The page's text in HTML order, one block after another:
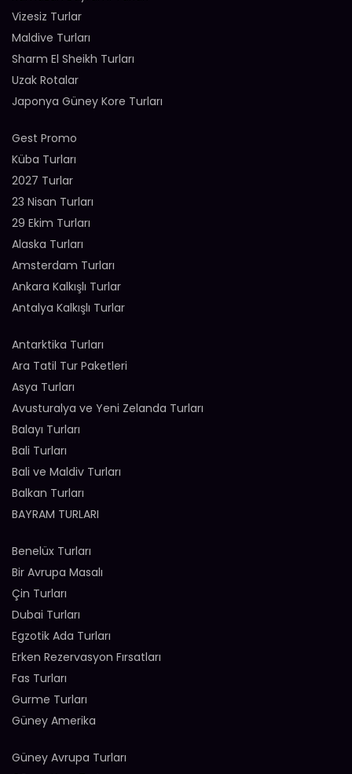
Vizesiz Turlar
Maldive Turları
Sharm El Sheikh Turları
Uzak Rotalar
Japonya Güney Kore Turları
Gest Promo
Küba Turları
2027 Turlar
23 Nisan Turları
29 Ekim Turları
Alaska Turları
Amsterdam Turları
Ankara Kalkışlı Turlar
Antalya Kalkışlı Turlar
Antarktika Turları
Ara Tatil Tur Paketleri
Asya Turları
Avusturalya ve Yeni Zelanda Turları
Balayı Turları
Bali Turları
Bali ve Maldiv Turları
Balkan Turları
BAYRAM TURLARI
Benelüx Turları
Bir Avrupa Masalı
Çin Turları
Dubai Turları
Egzotik Ada Turları
Erken Rezervasyon Fırsatları
Fas Turları
Gurme Turları
Güney Amerika
Güney Avrupa Turları